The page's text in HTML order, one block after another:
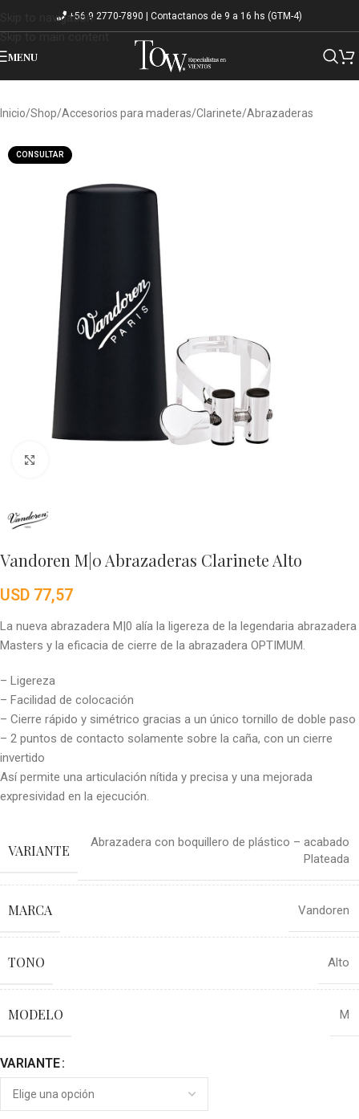
Skip to navigation
Skip to main content
+56 9 2770-7890 | Contactanos de 9 a 16 hs (GTM-4)
MENU
Inicio/Shop/Accesorios para maderas/Clarinete/Abrazaderas
CONSULTAR
Vandoren M|0 Abrazaderas Clarinete Alto
USD 77,57
La nueva abrazadera M|0 alía la ligereza de la legendaria abrazadera
Masters y la eficacia de cierre de la abrazadera OPTIMUM.
– Ligereza
– Facilidad de colocación
– Cierre rápido y simétrico gracias a un único tornillo de doble paso
– 2 puntos de contacto solamente sobre la caña, con un cierre
invertido
Así permite una articulación nítida y precisa y una mejorada
expresividad en la ejecución.
VARIANTE
Abrazadera con boquillero de plástico – acabado
Plateada
MARCA Vandoren
TONO Alto
MODELO M
VARIANTE